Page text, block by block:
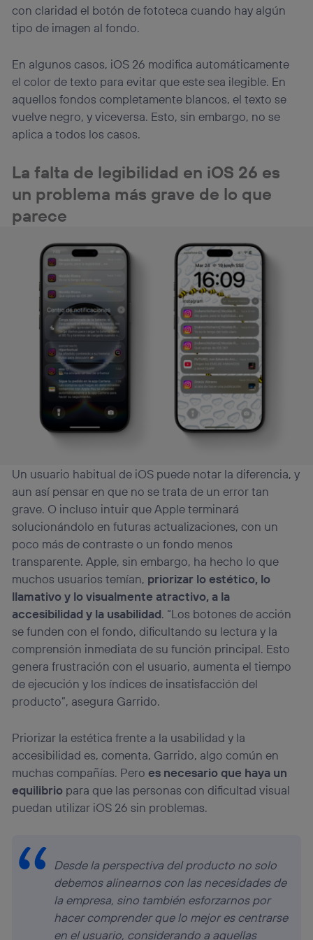
con claridad el botón de fototeca cuando hay algún
tipo de imagen al fondo.
En algunos casos, iOS 26 modifica automáticamente
el color de texto para evitar que este sea ilegible. En
aquellos fondos completamente blancos, el texto se
vuelve negro, y viceversa. Esto, sin embargo, no se
aplica a todos los casos.
La falta de legibilidad en iOS 26 es
un problema más grave de lo que
parece
Un usuario habitual de iOS puede notar la diferencia, y
aun así pensar en que no se trata de un error tan
grave. O incluso intuir que Apple terminará
solucionándolo en futuras actualizaciones, con un
poco más de contraste o un fondo menos
transparente. Apple, sin embargo, ha hecho lo que
muchos usuarios temían, priorizar lo estético, lo
llamativo y lo visualmente atractivo, a la
accesibilidad y la usabilidad. “Los botones de acción
se funden con el fondo, dificultando su lectura y la
comprensión inmediata de su función principal. Esto
genera frustración con el usuario, aumenta el tiempo
de ejecución y los índices de insatisfacción del
producto”, asegura Garrido.
Priorizar la estética frente a la usabilidad y la
accesibilidad es, comenta, Garrido, algo común en
muchas compañías. Peroes necesario que haya un
equilibrio para que las personas con dificultad visual
puedan utilizar iOS 26 sin problemas.
Desde la perspectiva del producto no solo
debemos alinearnos con las necesidades de
la empresa, sino también esforzarnos por
hacer comprender que lo mejor es centrarse
en el usuario, considerando a aquellas